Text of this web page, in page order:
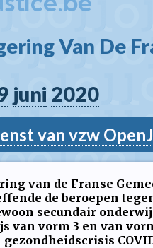
Van De
juni 2020
van vzw
van de Franse
de beroepen
secundair
van vorm 3 en van
gezondheidscrisis